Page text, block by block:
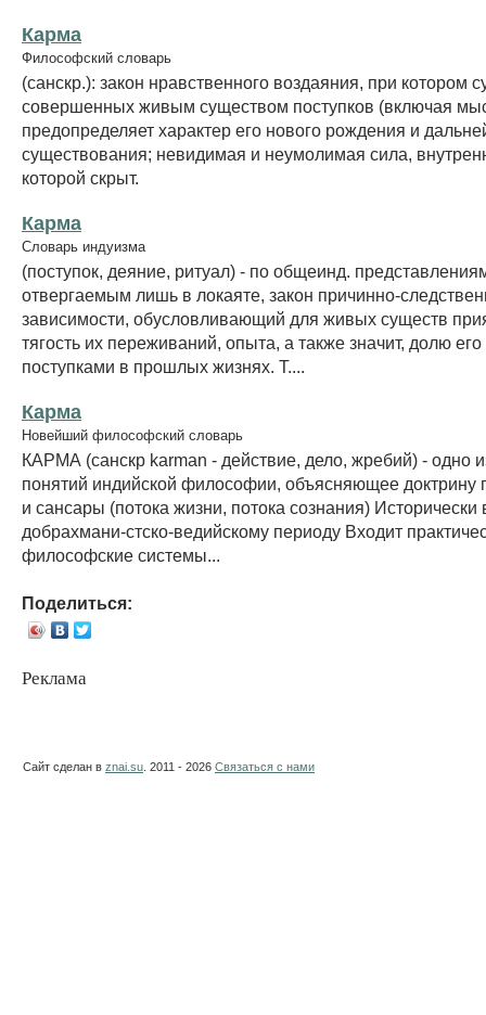
Карма
Философский словарь
(санскр.): закон нравственного воздаяния, при котором
совершенных живым существом поступков (включая
предопределяет характер его нового рождения и
существования; невидимая и неумолимая сила,
которой скрыт.
Карма
Словарь индуизма
(поступок, деяние, ритуал) - по общеинд.
отвергаемым лишь в локаяте, закон причинно-
зависимости, обусловливающий для живых существ
тягость их переживаний, опыта, а также значит, долю
поступками в прошлых жизнях. Т....
Карма
Новейший философский словарь
КАРМА (санскр karman - действие, дело, жребий) - одно
понятий индийской философии, объясняющее доктрину
и сансары (потока жизни, потока сознания) Исторически
добрахмани-стско-ведийскому периоду Входит
философские системы...
Поделиться:
Реклама
Сайт сделан в znai.su . 2011 - 2026 Связаться с нами